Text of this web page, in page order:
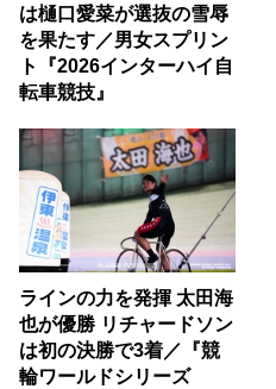
は樋口愛菜が選抜の雪辱
を果たす／男女スプリン
ト『2026インターハイ自
転車競技』
ラインの力を発揮 太田海
也が優勝 リチャードソン
は初の決勝で3着／『競
輪ワールドシリーズ